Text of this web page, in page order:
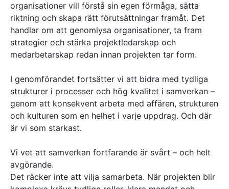
organisationer vill förstå sin egen förmåga, sätta
riktning och skapa rätt förutsättningar framåt. Det
handlar om att genomlysa organisationer, ta fram
strategier och stärka projektledarskap och
medarbetarskap redan innan projekten tar form.
I genomförandet fortsätter vi att bidra med tydliga
strukturer i processer och hög kvalitet i samverkan –
genom att konsekvent arbeta med affären, strukturen
och kulturen som en helhet i varje uppdrag. Och där
är vi som starkast.
Vi vet att samverkan fortfarande är svårt – och helt
avgörande.
Det räcker inte att vilja samarbeta. När projekten blir